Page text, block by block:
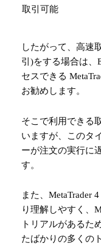
取引可能
したがって、高速
引)をする場合は、
セスできる
お勧めします。
そこで利用できる
いますが、このタ
ーが注文の実行に
す。
また、MetaTrader
り理解しやすく、
トリアルがあるた
たばかりの多くの